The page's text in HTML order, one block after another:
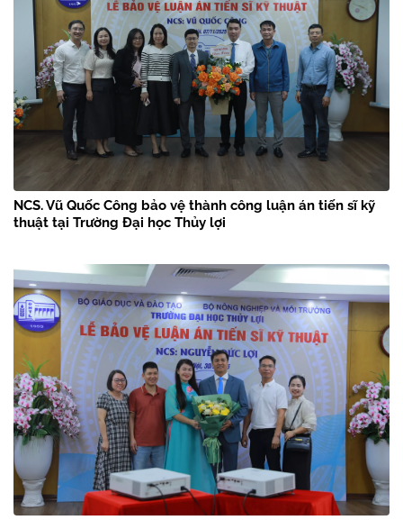
NCS. Vũ Quốc Công bảo vệ thành công luận án tiến sĩ kỹ
thuật tại Trường Đại học Thủy lợi